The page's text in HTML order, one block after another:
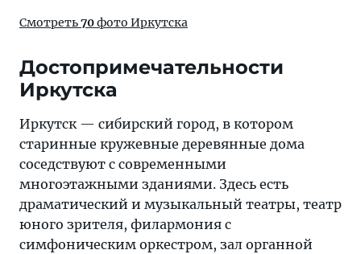
Смотреть70фото Иркутска
Достопримечательности
Иркутска
Иркутск — сибирский город, в котором
старинные кружевные деревянные дома
соседствуют с современными
многоэтажными зданиями. Здесь есть
драматический и музыкальный театры, театр
юного зрителя, филармония с
симфоническим оркестром, зал органной